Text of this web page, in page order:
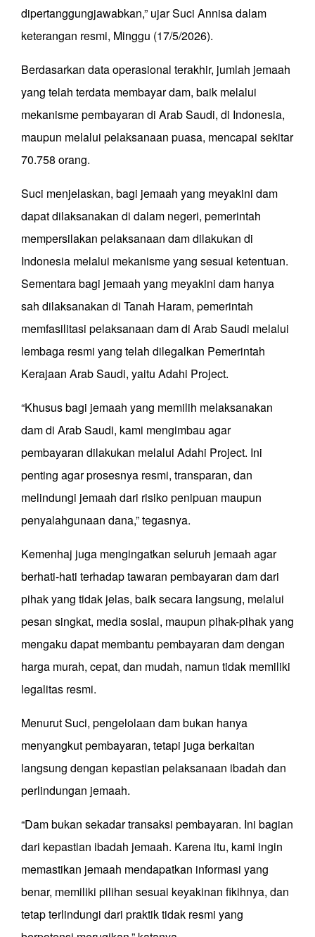
dipertanggungjawabkan,” ujar Suci Annisa dalam
keterangan resmi, Minggu (17/5/2026).
Berdasarkan data operasional terakhir, jumlah jemaah
yang telah terdata membayar dam, baik melalui
mekanisme pembayaran di Arab Saudi, di Indonesia,
maupun melalui pelaksanaan puasa, mencapai sekitar
70.758 orang.
Suci menjelaskan, bagi jemaah yang meyakini dam
dapat dilaksanakan di dalam negeri, pemerintah
mempersilakan pelaksanaan dam dilakukan di
Indonesia melalui mekanisme yang sesuai ketentuan.
Sementara bagi jemaah yang meyakini dam hanya
sah dilaksanakan di Tanah Haram, pemerintah
memfasilitasi pelaksanaan dam di Arab Saudi melalui
lembaga resmi yang telah dilegalkan Pemerintah
Kerajaan Arab Saudi, yaitu Adahi Project.
“Khusus bagi jemaah yang memilih melaksanakan
dam di Arab Saudi, kami mengimbau agar
pembayaran dilakukan melalui Adahi Project. Ini
penting agar prosesnya resmi, transparan, dan
melindungi jemaah dari risiko penipuan maupun
penyalahgunaan dana,” tegasnya.
Kemenhaj juga mengingatkan seluruh jemaah agar
berhati-hati terhadap tawaran pembayaran dam dari
pihak yang tidak jelas, baik secara langsung, melalui
pesan singkat, media sosial, maupun pihak-pihak yang
mengaku dapat membantu pembayaran dam dengan
harga murah, cepat, dan mudah, namun tidak memiliki
legalitas resmi.
Menurut Suci, pengelolaan dam bukan hanya
menyangkut pembayaran, tetapi juga berkaitan
langsung dengan kepastian pelaksanaan ibadah dan
perlindungan jemaah.
“Dam bukan sekadar transaksi pembayaran. Ini bagian
dari kepastian ibadah jemaah. Karena itu, kami ingin
memastikan jemaah mendapatkan informasi yang
benar, memiliki pilihan sesuai keyakinan fikihnya, dan
tetap terlindungi dari praktik tidak resmi yang